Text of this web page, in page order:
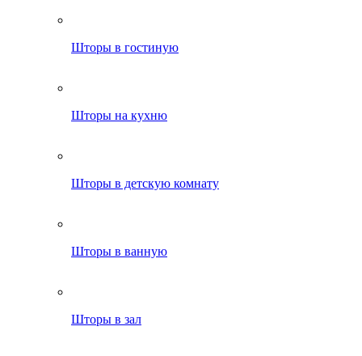
Шторы в гостиную
Шторы на кухню
Шторы в детскую комнату
Шторы в ванную
Шторы в зал